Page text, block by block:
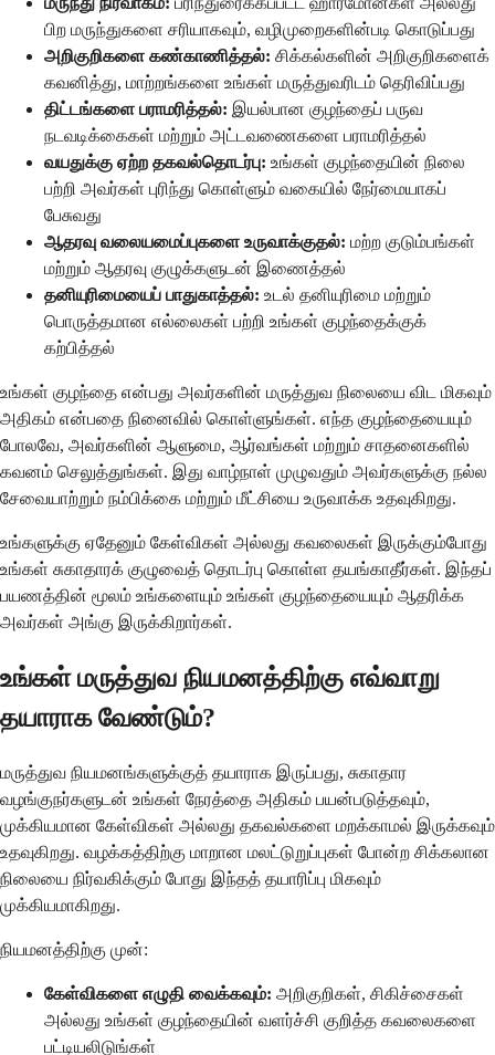
பிற மருந்துகளை சரியாகவும், வழிமுறைகளின்படி கொடுப்பது
அறிகுறிகளை கண்காணித்தல்: சிக்கல்களின் அறிகுறிகளைக்
கவனித்து, மாற்றங்களை உங்கள் மருத்துவரிடம் தெரிவிப்பது
திட்டங்களை பராமரித்தல்: இயல்பான குழந்தைப் பருவ
நடவடிக்கைகள் மற்றும் அட்டவணைகளை பராமரித்தல்
வயதுக்கு ஏற்ற தகவல்தொடர்பு: உங்கள் குழந்தையின் நிலை
பற்றி அவர்கள் புரிந்து கொள்ளும் வகையில் நேர்மையாகப்
பேசுவது
ஆதரவு வலையமைப்புகளை உருவாக்குதல்: மற்ற குடும்பங்கள்
மற்றும் ஆதரவு குழுக்களுடன் இணைத்தல்
தனியுரிமையைப் பாதுகாத்தல்: உடல் தனியுரிமை மற்றும்
பொருத்தமான எல்லைகள் பற்றி உங்கள் குழந்தைக்குக்
கற்பித்தல்
உங்கள் குழந்தை என்பது அவர்களின் மருத்துவ நிலையை விட மிகவும்
அதிகம் என்பதை நினைவில் கொள்ளுங்கள். எந்த குழந்தையையும்
போலவே, அவர்களின் ஆளுமை, ஆர்வங்கள் மற்றும் சாதனைகளில்
கவனம் செலுத்துங்கள். இது வாழ்நாள் முழுவதும் அவர்களுக்கு நல்ல
சேவையாற்றும் நம்பிக்கை மற்றும் மீட்சியை உருவாக்க உதவுகிறது.
உங்களுக்கு ஏதேனும் கேள்விகள் அல்லது கவலைகள் இருக்கும்போது
உங்கள் சுகாதாரக் குழுவைத் தொடர்பு கொள்ள தயங்காதீர்கள். இந்தப்
பயணத்தின் மூலம் உங்களையும் உங்கள் குழந்தையையும் ஆதரிக்க
அவர்கள் அங்கு இருக்கிறார்கள்.
உங்கள் மருத்துவ நியமனத்திற்கு எவ்வாறு
தயாராக வேண்டும்?
மருத்துவ நியமனங்களுக்குத் தயாராக இருப்பது, சுகாதார
வழங்குநர்களுடன் உங்கள் நேரத்தை அதிகம் பயன்படுத்தவும்,
முக்கியமான கேள்விகள் அல்லது தகவல்களை மறக்காமல் இருக்கவும்
உதவுகிறது. வழக்கத்திற்கு மாறான மலட்டுறுப்புகள் போன்ற சிக்கலான
நிலையை நிர்வகிக்கும் போது இந்தத் தயாரிப்பு மிகவும்
முக்கியமாகிறது.
நியமனத்திற்கு முன்:
கேள்விகளை எழுதி வைக்கவும்: அறிகுறிகள், சிகிச்சைகள்
அல்லது உங்கள் குழந்தையின் வளர்ச்சி குறித்த கவலைகளை
பட்டியலிடுங்கள்